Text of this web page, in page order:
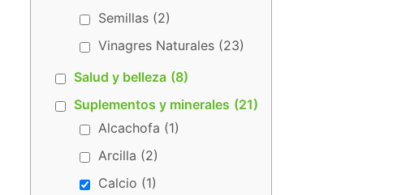
Semillas (2)
Vinagres Naturales (23)
Salud y belleza (8)
Suplementos y minerales (21)
Alcachofa (1)
Arcilla (2)
Calcio (1)